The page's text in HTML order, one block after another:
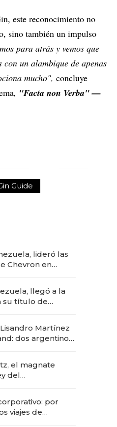
este reconocimiento no
sino también un impulso
para atrás y vemos que
un alambique de apenas
mucho", concluye
, "Facta non Verba" —
Guide
lideró las
Chevron en
llegó a la
su título de
premium"Martínez
dos argentinos
el magnate
del
por
viajes de